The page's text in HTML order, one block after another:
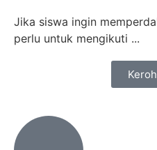
Jika siswa ingin
perlu untuk mengikuti ...